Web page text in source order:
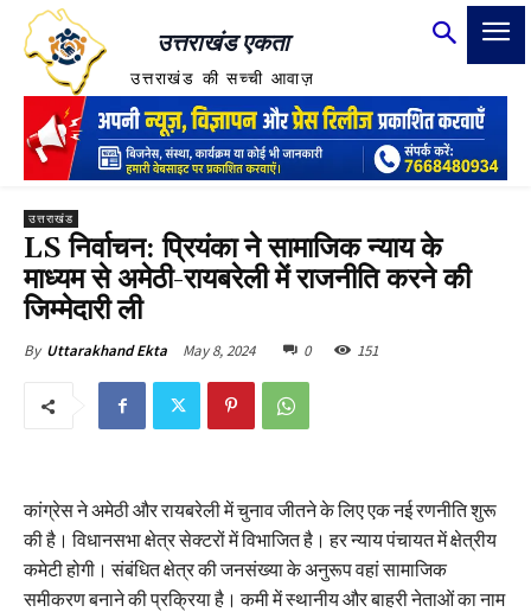
उत्तराखंड एकता
उत्तराखंड की सच्ची आवाज़
उत्तराखंड
LS निर्वाचन: प्रियंका ने सामाजिक न्याय के
माध्यम से अमेठी-रायबरेली में राजनीति करने की
जिम्मेदारी ली
By Uttarakhand Ekta May 8, 2024 0 151
कांग्रेस ने अमेठी और रायबरेली में चुनाव जीतने के लिए एक नई रणनीति शुरू
की है। विधानसभा क्षेत्र सेक्टरों में विभाजित है। हर न्याय पंचायत में क्षेत्रीय
कमेटी होगी। संबंधित क्षेत्र की जनसंख्या के अनुरूप वहां सामाजिक
समीकरण बनाने की प्रक्रिया है। कमी में स्थानीय और बाहरी नेताओं का नाम